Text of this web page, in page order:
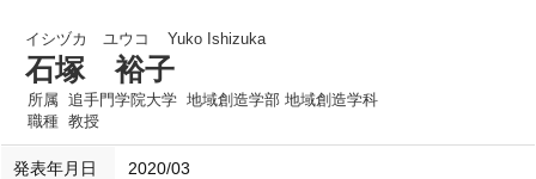
イシヅカ ユウコ Yuko Ishizuka
石塚 裕子
所属 追手門学院大学 地域創造学部 地域創造学科
職種 教授
発表年月日 2020/03